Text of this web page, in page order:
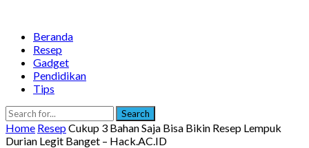
Beranda
Resep
Gadget
Pendidikan
Tips
Search
Home ResepCukup 3 Bahan Saja Bisa Bikin Resep Lempuk
Durian Legit Banget – Hack.AC.ID